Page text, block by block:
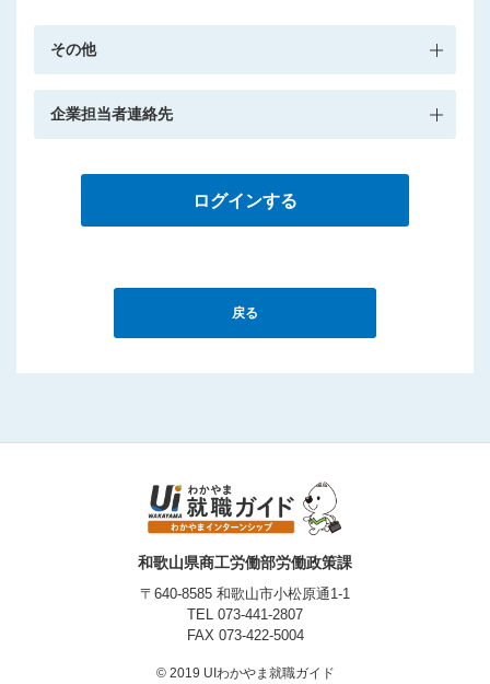
その他
企業担当者連絡先
ログインする
戻る
和歌山県商工労働部労働政策課
〒640-8585 和歌山市小松原通1-1
TEL 073-441-2807
FAX 073-422-5004
© 2019 UIわかやま就職ガイド